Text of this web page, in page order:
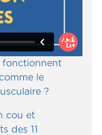
fonctionnent
le
?
cou et
des 11